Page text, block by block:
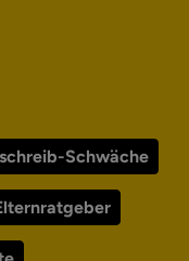
Schwäche